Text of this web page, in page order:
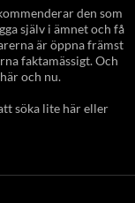
den som
själv i ämnet och få
är öppna främst
faktamässigt. Och
och nu.
söka lite här eller